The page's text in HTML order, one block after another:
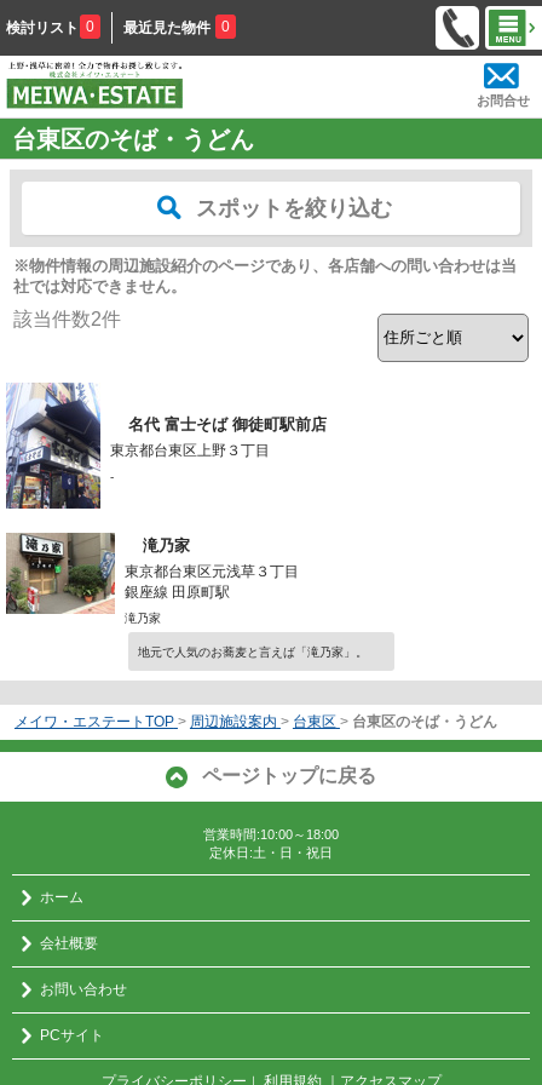
検討リスト 0 最近見た物件 0
お問合せ
台東区のそば・うどん
スポットを絞り込む
※物件情報の周辺施設紹介のページであり、各店舗への問い合わせは当
社では対応できません。
該当件数2件
名代 富士そば 御徒町駅前店
東京都台東区上野３丁目
-
滝乃家
東京都台東区元浅草３丁目
銀座線 田原町駅
滝乃家
地元で人気のお蕎麦と言えば「滝乃家」。
メイワ・エステートTOP > 周辺施設案内 > 台東区 > 台東区のそば・うどん
ページトップに戻る
営業時間:10:00～18:00
定休日:土・日・祝日
ホーム
会社概要
お問い合わせ
PCサイト
プライバシーポリシー ｜ 利用規約 ｜アクセスマップ